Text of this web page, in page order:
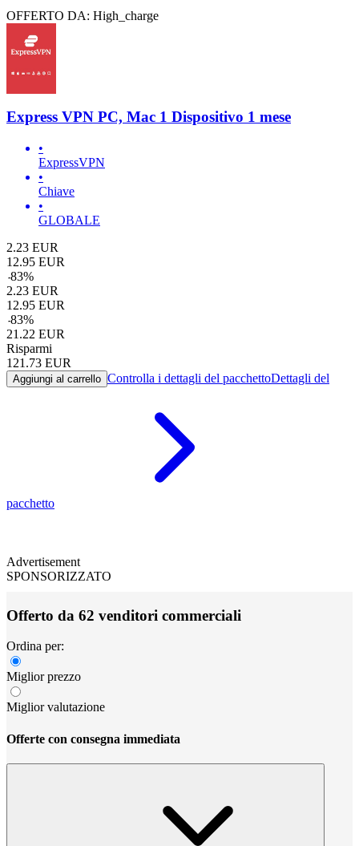
OFFERTO DA: High_charge
Express VPN PC, Mac 1 Dispositivo 1 mese
•
ExpressVPN
•
Chiave
•
GLOBALE
2.23 EUR
12.95 EUR
-83%
2.23 EUR
12.95 EUR
-83%
21.22 EUR
Risparmi
121.73 EUR
Aggiungi al carrello Controlla i dettagli del pacchettoDettagli del
pacchetto
Advertisement
SPONSORIZZATO
Offerto da 62 venditori commerciali
Ordina per:
Miglior prezzo
Miglior valutazione
Offerte con consegna immediata